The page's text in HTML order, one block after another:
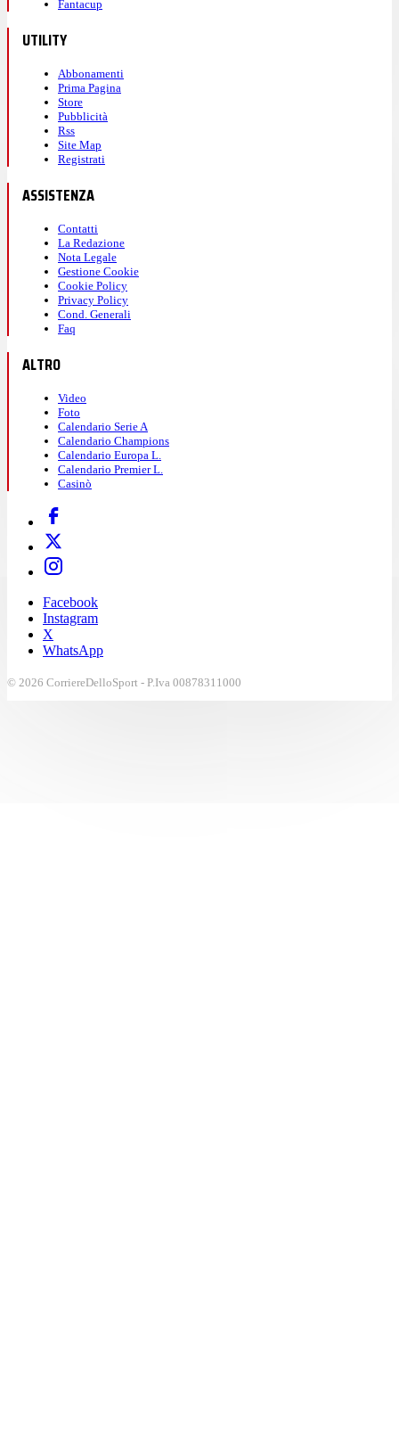
Fantacup
UTILITY
Abbonamenti
Prima Pagina
Store
Pubblicità
Rss
Site Map
Registrati
ASSISTENZA
Contatti
La Redazione
Nota Legale
Gestione Cookie
Cookie Policy
Privacy Policy
Cond. Generali
Faq
ALTRO
Video
Foto
Calendario Serie A
Calendario Champions
Calendario Europa L.
Calendario Premier L.
Casinò
Facebook
Instagram
X
WhatsApp
© 2026 CorriereDelloSport - P.Iva 00878311000